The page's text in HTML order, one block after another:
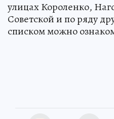
улицах Короленко,
Советской и по ряду
списком можно